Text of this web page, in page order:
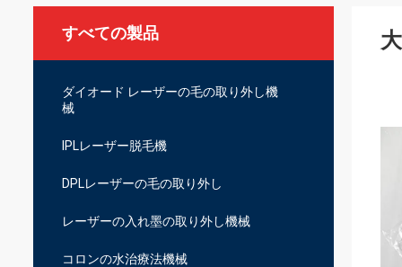
すべての製品
ダイオード レーザーの毛の取り外し機
械
IPLレーザー脱毛機
DPLレーザーの毛の取り外し
レーザーの入れ墨の取り外し機械
コロンの水治療法機械